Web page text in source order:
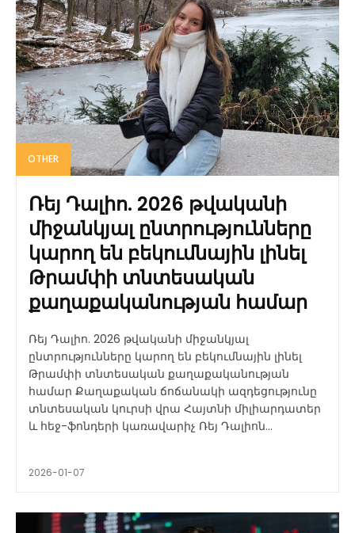
OTHER
Ռեյ Դալիո. 2026 թվականի
միջանկյալ ընտրությունները
կարող են բեկումնային լինել
Թրամփի տնտեսական
քաղաքականության համար
Ռեյ Դալիո. 2026 թվականի միջանկյալ
ընտրությունները կարող են բեկումնային լինել
Թրամփի տնտեսական քաղաքականության
համար Քաղաքական ճոճանակի ազդեցությունը
տնտեսական կուրսի վրա Հայտնի միլիարդատեր
և հեջ-ֆոնդերի կառավարիչ Ռեյ Դալիոն...
2026-01-07